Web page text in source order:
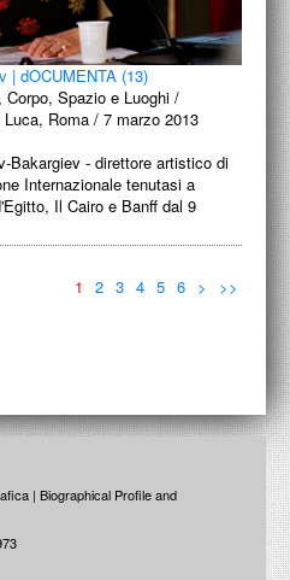
| dOCUMENTA (13)
Spazio e Luoghi /
Roma / 7 marzo 2013
Bakargiev - direttore artistico di
Internazionale tenutasi a
Il Cairo e Banff dal 9
1 2 3 4 5 6 > >>
| Biographical Profile and